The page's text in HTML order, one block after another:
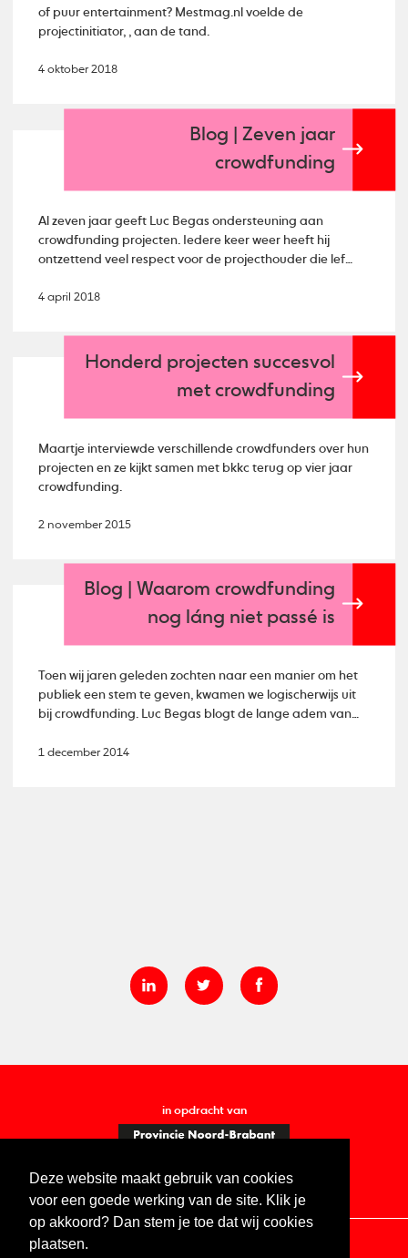
Deze website maakt gebruik van cookies
voor een goede werking van de site. Klik je
op akkoord? Dan stem je toe dat wij cookies
plaatsen.
of puur entertainment? Mestmag.nl voelde de
projectinitiator, , aan de tand.
4 oktober 2018
Blog | Zeven jaar
crowdfunding
Al zeven jaar geeft Luc Begas ondersteuning aan
crowdfunding projecten. Iedere keer weer heeft hij
ontzettend veel respect voor de projecthouder die lef
Waarom? In zijn blog legt Luc het uit.
4 april 2018
Honderd projecten succesvol
met crowdfunding
Maartje interviewde verschillende crowdfunders over hun
projecten en ze kijkt samen met bkkc terug op vier jaar
crowdfunding.
2 november 2015
Blog | Waarom crowdfunding
nog láng niet passé is
Toen wij jaren geleden zochten naar een manier om het
publiek een stem te geven, kwamen we logischerwijs uit
bij crowdfunding. Luc Begas blogt de lange adem van
1 december 2014
in opdracht van